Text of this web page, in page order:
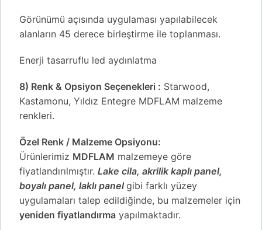
Görünümü açısında uygulaması yapılabilecek
alanların 45 derece birleştirme ile toplanması.
Enerji tasarruflu led aydınlatma
8) Renk & Opsiyon Seçenekleri : Starwood,
Kastamonu, Yıldız Entegre MDFLAM malzeme
renkleri.
Özel Renk / Malzeme Opsiyonu:
Ürünlerimiz MDFLAM malzemeye göre
fiyatlandırılmıştır. Lake cila, akrilik kaplı panel,
boyalı panel, laklı panel gibi farklı yüzey
uygulamaları talep edildiğinde, bu malzemeler için
yeniden fiyatlandırma yapılmaktadır.